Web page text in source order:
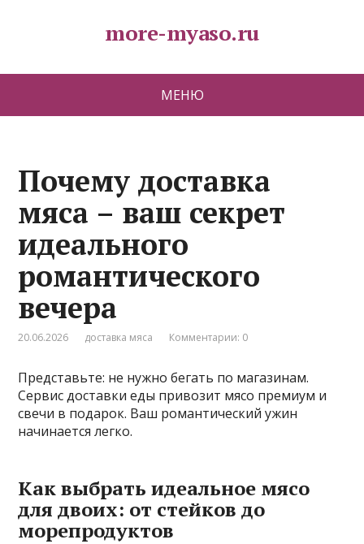
more-myaso.ru
МЕНЮ
Почему доставка
мяса – ваш секрет
идеального
романтического
вечера
20.06.2026 доставка мяса Комментарии: 0
Представьте: не нужно бегать по магазинам.
Сервис доставки еды привозит мясо премиум и
свечи в подарок. Ваш романтический ужин
начинается легко.
Как выбрать идеальное мясо
для двоих: от стейков до
морепродуктов